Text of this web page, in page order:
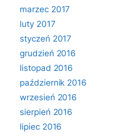
marzec 2017
luty 2017
styczeń 2017
grudzień 2016
listopad 2016
październik 2016
wrzesień 2016
sierpień 2016
lipiec 2016